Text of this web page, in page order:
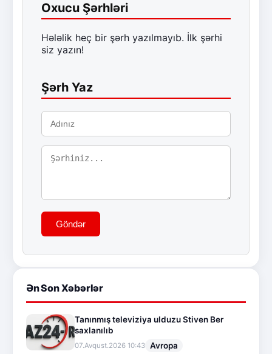
Oxucu Şərhləri
Hələlik heç bir şərh yazılmayıb. İlk şərhi
siz yazın!
Şərh Yaz
Göndər
Ən Son Xəbərlər
Tanınmış televiziya ulduzu Stiven Ber
saxlanılıb
07.Avqust.2026 10:43 Avropa